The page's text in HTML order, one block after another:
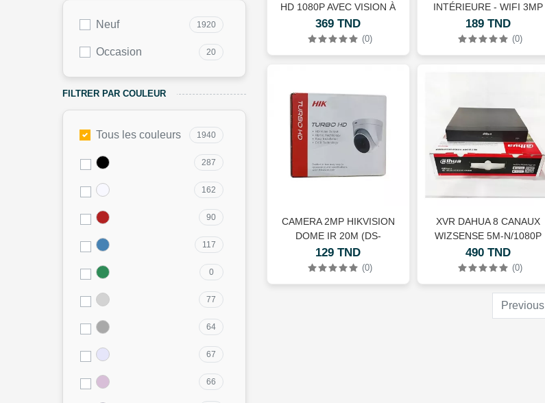
Neuf 1920
Occasion 20
FILTRER PAR COULEUR
Tous les couleurs 1940
287
162
90
117
0
77
64
67
66
HD 1080P AVEC VISION À
170°
369 TND
(0)
INTÉRIEURE - WIFI 3MP
FULL HD
189 TND
(0)
CAMERA 2MP HIKVISION
DOME IR 20M (DS-
2CE76D0T-EXIMF
129 TND
(0)
XVR DAHUA 8 CANAUX
WIZSENSE 5M-N/1080P
(XVR5108HS-I3)
490 TND
(0)
Previous